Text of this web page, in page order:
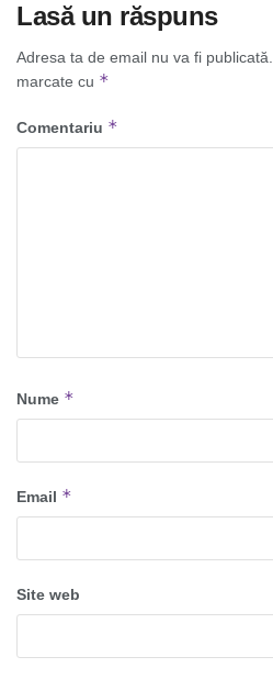
Lasă un răspuns
Adresa ta de email nu va fi publicată.
marcate cu *
Comentariu *
Nume *
Email *
Site web